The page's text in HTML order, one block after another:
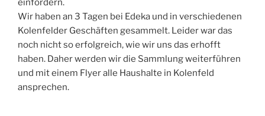
Wir haben an 3 Tagen bei Edeka und in verschiedenen
Kolenfelder Geschäften gesammelt. Leider war das
noch nicht so erfolgreich, wie wir uns das erhofft
haben. Daher werden wir die Sammlung weiterführen
und mit einem Flyer alle Haushalte in Kolenfeld
ansprechen.